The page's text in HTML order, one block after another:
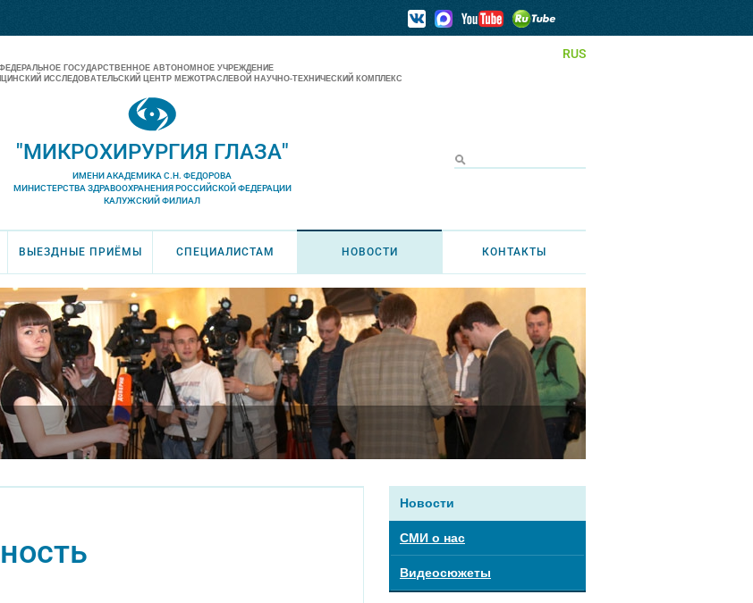
RUS
ГОСУДАРСТВЕННОЕ АВТОНОМНОЕ УЧРЕЖДЕНИЕ
ИССЛЕДОВАТЕЛЬСКИЙ ЦЕНТР МЕЖОТРАСЛЕВОЙ НАУЧНО-ТЕХНИЧЕСКИЙ КОМПЛЕКС
"МИКРОХИРУРГИЯ ГЛАЗА"
ИМЕНИ АКАДЕМИКА С.Н. ФЕДОРОВА
МИНИСТЕРСТВА ЗДРАВООХРАНЕНИЯ РОССИЙСКОЙ ФЕДЕРАЦИИ
КАЛУЖСКИЙ ФИЛИАЛ
ВЫЕЗДНЫЕ ПРИЁМЫ СПЕЦИАЛИСТАМ НОВОСТИ КОНТАКТЫ
Новости
СМИ о нас
Видеосюжеты